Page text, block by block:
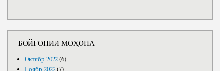
БОЙГОНИИ МОҲОНА
Октябр 2022(6)
Ноябр 2022(7)